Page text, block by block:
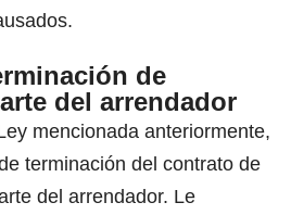
de
del arrendador
mencionada anteriormente,
terminación del contrato de
del arrendador. Le